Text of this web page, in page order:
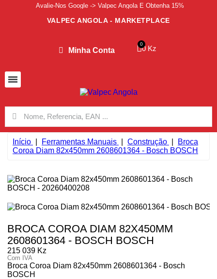
Avalie-Nos Google -> Valpec Angola E Obtenha 15%
VALPEC ANGOLA - MARKETPLACE
Minha Conta 0 Kz
Início Ferramentas Manuais Construção
Broca
Coroa Diam 82x450mm 2608601364 - Bosch BOSCH
BROCA COROA DIAM 82X450MM
2608601364 - BOSCH BOSCH
215 039 Kz
Com IVA
Broca Coroa Diam 82x450mm 2608601364 - Bosch
BOSCH